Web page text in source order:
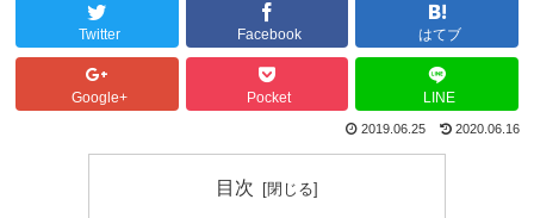
Twitter Facebook はてブ
Google+ Pocket LINE
2019.06.25 2020.06.16
目次